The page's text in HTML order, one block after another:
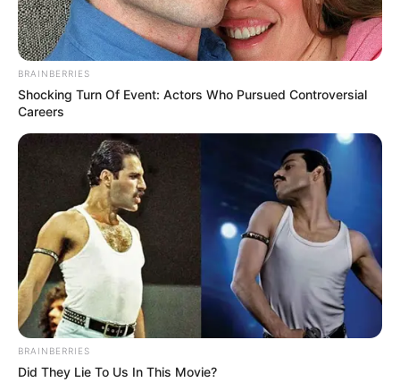
BRAINBERRIES
Shocking Turn Of Event: Actors Who Pursued Controversial
Careers
BRAINBERRIES
Did They Lie To Us In This Movie?